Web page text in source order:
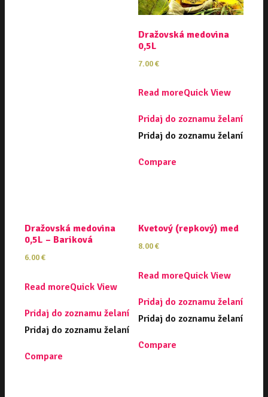
Dražovská medovina
0,5L
7.00€
Read moreQuick View
Pridaj do zoznamu želaní
Pridaj do zoznamu želaní
Compare
Dražovská medovina
0,5L – Bariková
6.00€
Read moreQuick View
Pridaj do zoznamu želaní
Pridaj do zoznamu želaní
Compare
Kvetový (repkový) med
8.00€
Read moreQuick View
Pridaj do zoznamu želaní
Pridaj do zoznamu želaní
Compare